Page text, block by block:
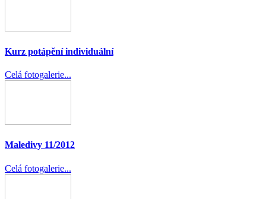
Kurz potápění individuální
Celá fotogalerie...
Maledivy 11/2012
Celá fotogalerie...